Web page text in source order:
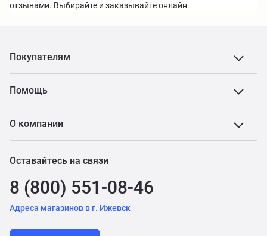
отзывами. Выбирайте и заказывайте онлайн.
Покупателям
Помощь
О компании
Оставайтесь на связи
8 (800) 551-08-46
Адреса магазинов в г. Ижевск